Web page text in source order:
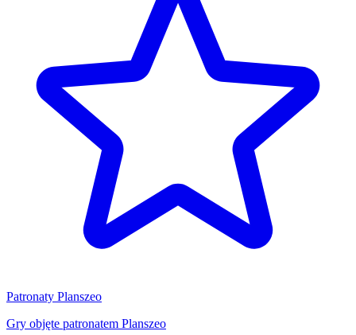
Patronaty Planszeo
Gry objęte patronatem Planszeo